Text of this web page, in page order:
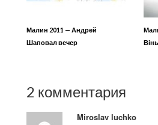
Малин 2011 — Андрей
Шаповал вечер
2 комментария
Miroslav luchko